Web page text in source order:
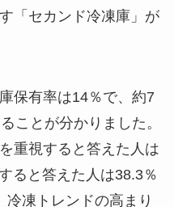
「 セカンド冷凍庫 」が
保有率は14％で、約7
ことが分かりました。
を重視する と答えた人は
ると答えた人は38.3％
冷凍トレンドの高まり